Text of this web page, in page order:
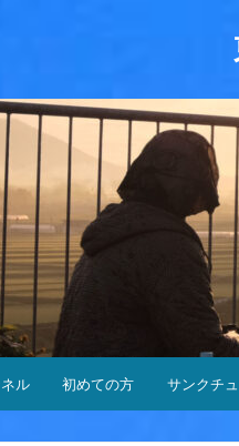
ル 初めての方 サンクチ